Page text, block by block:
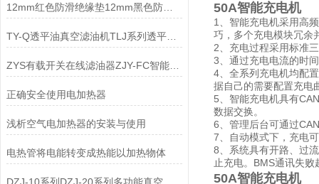
12mm红色防滑绝缘垫12mm黑色防滑绝缘垫
TY-Q透平油真空滤油机TLJ系列透平油滤油机
ZYS有载开关在线滤油器ZJY-FC智能型有载分接开关滤油机
正确安全使用电加热器
浅析空气电加热器的安装与使用
电热管将电能转变成热能以加热物体
50A智能充电机
1、智能充电机采用高
巧，多个充电模块冗余
2、充电过程采用标准
3、通过充电电流的时
4、全系列充电机均配
据自己的需要配置充电
5、智能充电机具有
数据交换。
6、管理后台可通过
7、自动模式下，充电
8、系统具有开路、过
止充电。BMS通讯失
50A智能充电机